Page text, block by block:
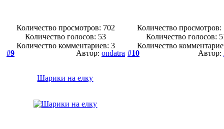
Количество просмотров: 702
Количество голосов: 53
Количество комментариев: 3
Количество просмотров:
Количество голосов:
Количество
#9
Автор: ondatra
Шарики на елку
#10 Автор: